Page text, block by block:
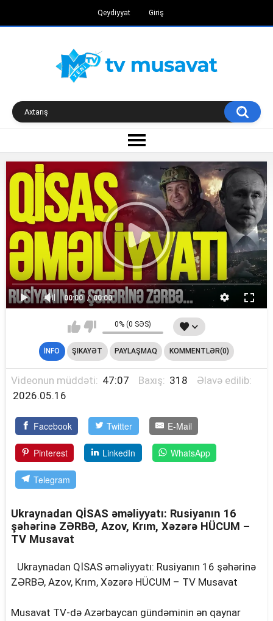
Qeydiyyat Giriş
00:00 00:00
0% (0 SƏS)
İNFO ŞIKAYƏT PAYLAŞMAQ KOMMENTLƏR(0)
Videonun müddəti: 47:07 Baxış: 318
Əlavə edilib:
2026.05.16
Facebook Twitter E-Mail
Pinterest LinkedIn WhatsApp
Telegram
Ukraynadan QİSAS əməliyyatı: Rusiyanın 16
şəhərinə ZƏRBƏ, Azov, Krım, Xəzərə HÜCUM –
TV Musavat
Ukraynadan QİSAS əməliyyatı: Rusiyanın 16 şəhərinə
ZƏRBƏ, Azov, Krım, Xəzərə HÜCUM – TV Musavat
Musavat TV-də Azərbaycan gündəminin ən qaynar